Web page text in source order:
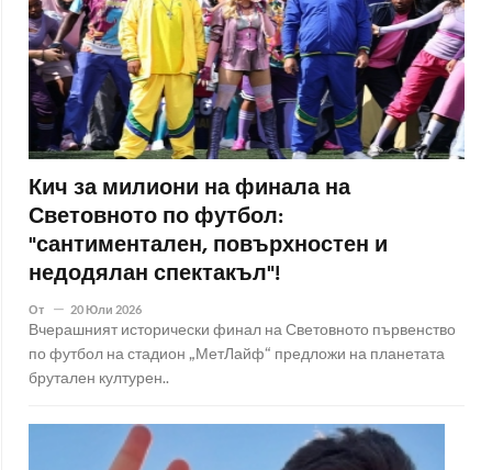
Кич за милиони на финала на
Световното по футбол:
"сантиментален, повърхностен и
недодялан спектакъл"!
От 20 Юли 2026
Вчерашният исторически финал на Световното първенство
по футбол на стадион „МетЛайф“ предложи на планетата
брутален културен..